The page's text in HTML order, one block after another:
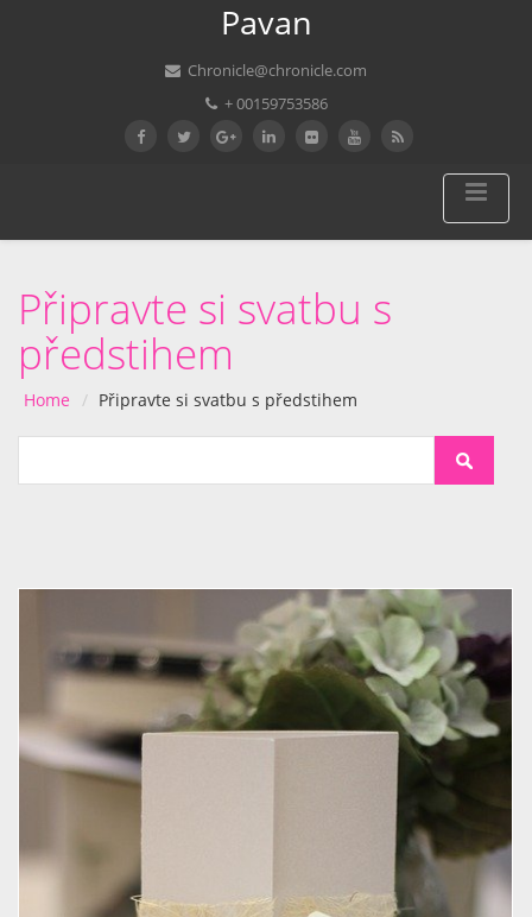
Pavan
Chronicle@chronicle.com
+ 00159753586
Připravte si svatbu s
předstihem
Home Připravte si svatbu s předstihem